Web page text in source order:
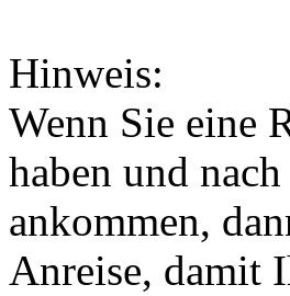
Hinweis:
Wenn Sie eine
haben und
ankommen,
Anreise, damit